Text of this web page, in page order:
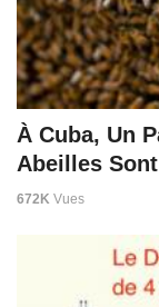
À Cuba, Un
Abeilles
672K Vues